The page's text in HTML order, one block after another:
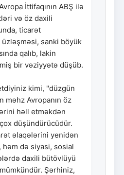
İttifaqının ABŞ ilə
və öz daxili
ticarət
sanki böyük
qalıb, lakin
bir vəziyyətə düşüb.
kimi, "düzgün
məhz Avropanın öz
həll etməkdən
düşündürücüdür.
əlaqələrini yenidən
də siyasi, sosial
daxili bütövlüyü
Şərhiniz,